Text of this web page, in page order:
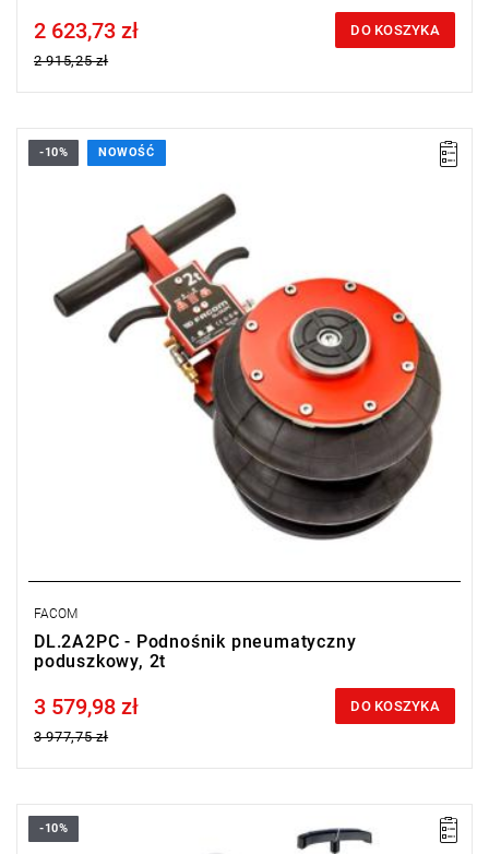
Price tax included
2 623,73 zł
2 915,25 zł
DO KOSZYKA
-10% NOWOŚĆ
FACOM
DL.2A2PC - Podnośnik pneumatyczny
poduszkowy, 2t
Price tax included
3 579,98 zł
3 977,75 zł
DO KOSZYKA
-10%